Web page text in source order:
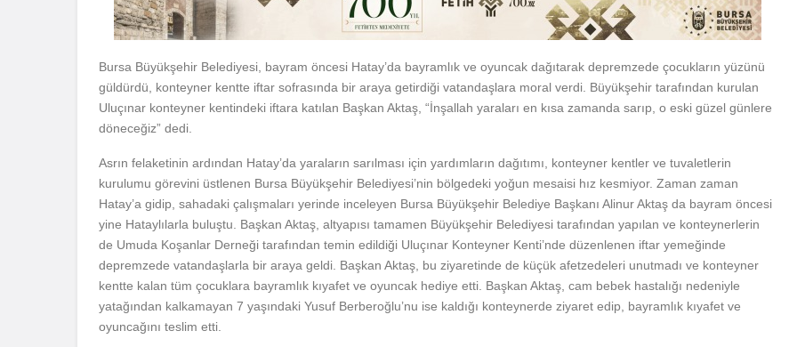
Bursa Büyükşehir Belediyesi, bayram öncesi Hatay’da bayramlık ve oyuncak dağıtarak depremzede çocukların yüzünü
güldürdü, konteyner kentte iftar sofrasında bir araya getirdiği vatandaşlara moral verdi. Büyükşehir tarafından kurulan
Uluçınar konteyner kentindeki iftara katılan Başkan Aktaş, “İnşallah yaraları en kısa zamanda sarıp, o eski güzel günlere
döneceğiz” dedi.
Asrın felaketinin ardından Hatay’da yaraların sarılması için yardımların dağıtımı, konteyner kentler ve tuvaletlerin
kurulumu görevini üstlenen Bursa Büyükşehir Belediyesi’nin bölgedeki yoğun mesaisi hız kesmiyor. Zaman zaman
Hatay’a gidip, sahadaki çalışmaları yerinde inceleyen Bursa Büyükşehir Belediye Başkanı Alinur Aktaş da bayram öncesi
yine Hataylılarla buluştu. Başkan Aktaş, altyapısı tamamen Büyükşehir Belediyesi tarafından yapılan ve konteynerlerin
de Umuda Koşanlar Derneği tarafından temin edildiği Uluçınar Konteyner Kenti’nde düzenlenen iftar yemeğinde
depremzede vatandaşlarla bir araya geldi. Başkan Aktaş, bu ziyaretinde de küçük afetzedeleri unutmadı ve konteyner
kentte kalan tüm çocuklara bayramlık kıyafet ve oyuncak hediye etti. Başkan Aktaş, cam bebek hastalığı nedeniyle
yatağından kalkamayan 7 yaşındaki Yusuf Berberoğlu’nu ise kaldığı konteynerde ziyaret edip, bayramlık kıyafet ve
oyuncağını teslim etti.